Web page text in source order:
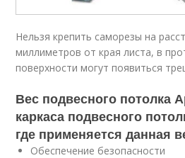
Нельзя крепить саморезы на
миллиметров от края листа, в
поверхности могут появиться
Вес подвесного потолка
каркаса подвесного
где применяется данная
Обеспечение безопасности